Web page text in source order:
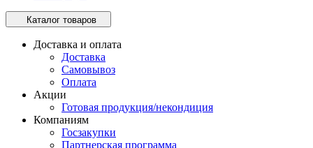
Каталог товаров
Доставка и оплата
Доставка
Самовывоз
Оплата
Акции
Готовая продукция/некондиция
Компаниям
Госзакупки
Партнерская программа